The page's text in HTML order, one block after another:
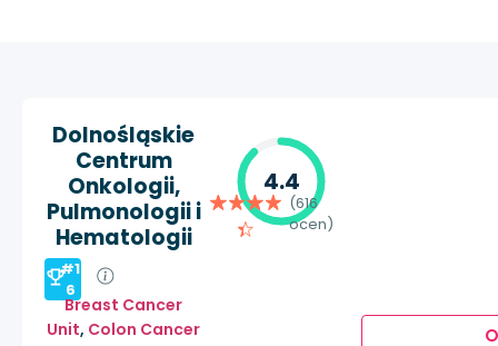
Dolnośląskie
Centrum
Onkologii,
Pulmonologii i
Hematologii
#1
6
Breast Cancer
Unit, Colon Cancer
4.4
(616
ocen)
O